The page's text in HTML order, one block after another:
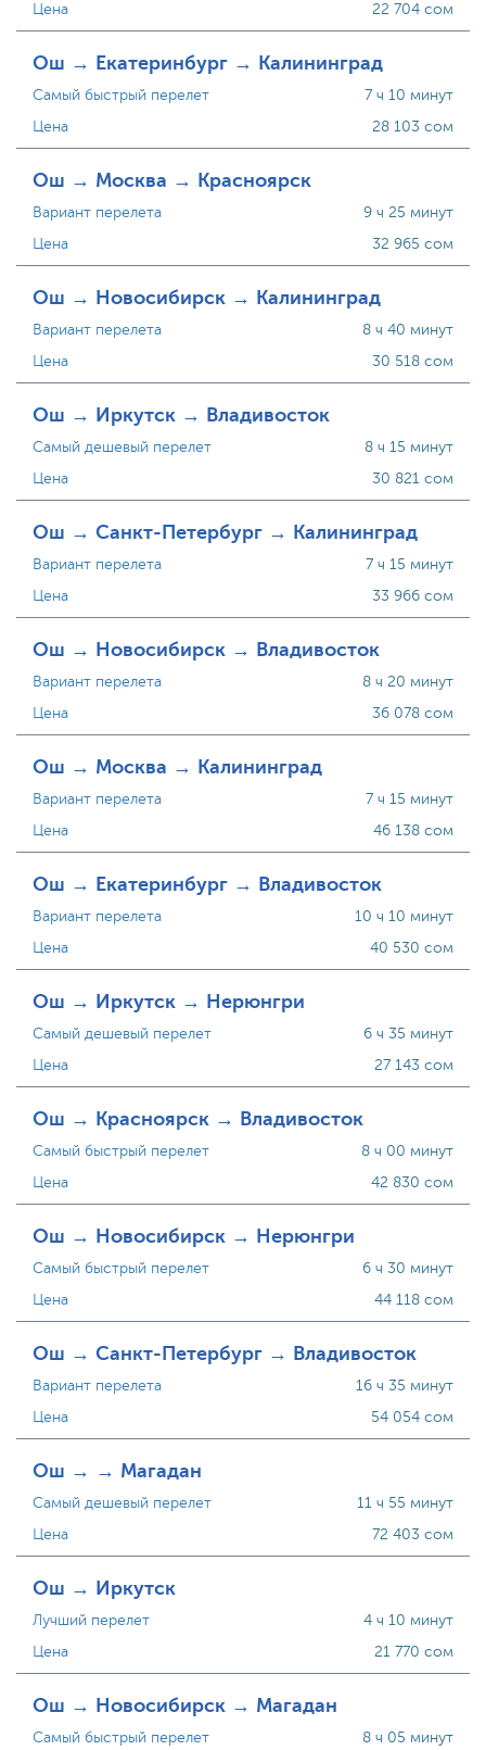
Цена
22 704 сом
Ош → Екатеринбург → Калининград
Самый быстрый перелет
Цена
7 ч 10 минут
28 103 сом
Ош → Москва → Красноярск
Вариант перелета
Цена
9 ч 25 минут
32 965 сом
Ош → Новосибирск → Калининград
Вариант перелета
Цена
8 ч 40 минут
30 518 сом
Ош → Иркутск → Владивосток
Самый дешевый перелет
Цена
8 ч 15 минут
30 821 сом
Ош → Санкт-Петербург → Калининград
Вариант перелета
Цена
7 ч 15 минут
33 966 сом
Ош → Новосибирск → Владивосток
Вариант перелета
Цена
8 ч 20 минут
36 078 сом
Ош → Москва → Калининград
Вариант перелета
Цена
7 ч 15 минут
46 138 сом
Ош → Екатеринбург → Владивосток
Вариант перелета
Цена
10 ч 10 минут
40 530 сом
Ош → Иркутск → Нерюнгри
Самый дешевый перелет
Цена
6 ч 35 минут
27 143 сом
Ош → Красноярск → Владивосток
Самый быстрый перелет
Цена
8 ч 00 минут
42 830 сом
Ош → Новосибирск → Нерюнгри
Самый быстрый перелет
Цена
6 ч 30 минут
44 118 сом
Ош → Санкт-Петербург → Владивосток
Вариант перелета
Цена
16 ч 35 минут
54 054 сом
Ош → → Магадан
Самый дешевый перелет
Цена
11 ч 55 минут
72 403 сом
Ош → Иркутск
Лучший перелет
Цена
4 ч 10 минут
21 770 сом
Ош → Новосибирск → Магадан
Самый быстрый перелет
8 ч 05 минут